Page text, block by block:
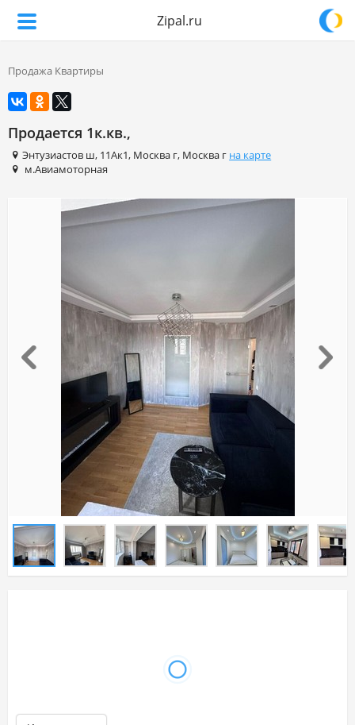
Zipal.ru
Продажа Квартиры
Продается 1к.кв.,
Энтузиастов ш, 11Ак1, Москва г, Москва г на карте
м.Авиамоторная